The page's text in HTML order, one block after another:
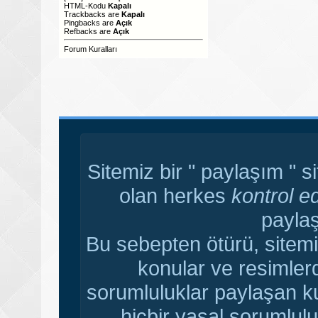
HTML-Kodu Kapalı
Trackbacks are Kapalı
Pingbacks are Açık
Refbacks are Açık
Forum Kuralları
Sitemiz bir " paylaşım "
olan herkes kontrol
Bu sebepten ötürü,
konular ve
sorumluluklar paylaşan